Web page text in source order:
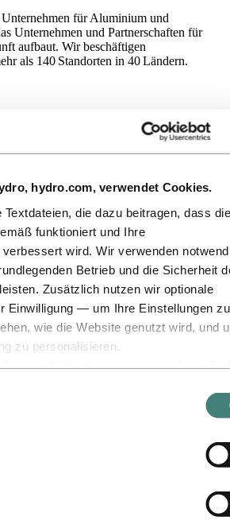
hydro.com, verwendet Cookies.
die dazu beitragen, dass die
funktioniert und Ihre
wird. Wir verwenden
Betrieb und die Sicherheit
Zusätzlich nutzen wir optionale
Einwilligung — um Ihre Einstellungen zu
wie die Website genutzt wird, und
zu personalisieren.
die Informationen, die sie über
ihnen bereitgestellt haben oder die sie
gesammelt haben. Der
Verarbeitung der durch dieses Cookie
Daten. In der
für Aluminium und
Unternehmen und Partnerschaften für
aufbaut. Wir beschäftigen
als 140 Standorten in 40 Ländern.
Amazonasgebiet
Nachhaltigkeit
kennen